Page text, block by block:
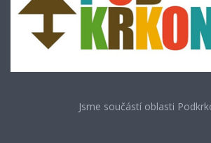
Jsme součástí oblasti